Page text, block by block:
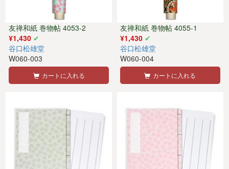
友禅和紙 巻物帖 4053-2
¥1,430
谷口松雄堂
W060-003
カートに入れる
友禅和紙 巻物帖 4055-1
¥1,430
谷口松雄堂
W060-004
カートに入れる